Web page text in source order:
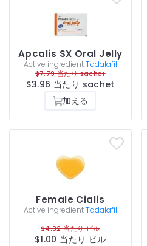
Apcalis SX Oral Jelly
Active ingredientTadalafil
$7.79 当たり sachet
$3.96 当たり sachet
加える
Female Cialis
Active ingredientTadalafil
$4.32 当たり ピル
$1.00 当たり ピル